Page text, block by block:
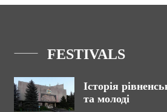
FESTIVALS
Історія
та молоді